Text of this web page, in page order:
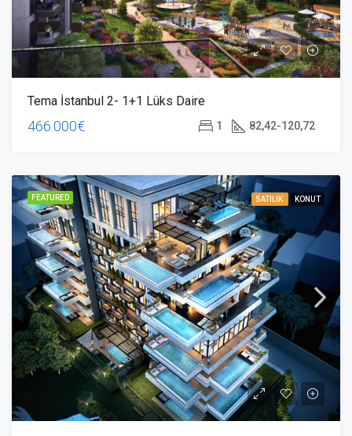
Tema İstanbul 2- 1+1 Lüks Daire
466.000€ 1 82,42-120,72
FEATURED SATILIK KONUT